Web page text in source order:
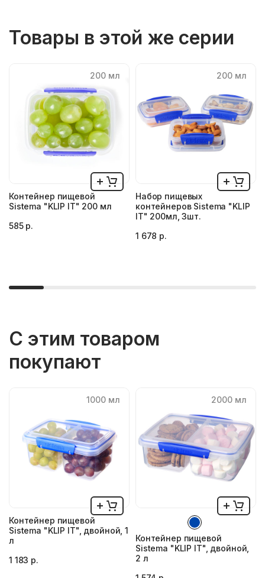
Товары в этой же серии
200 мл
Контейнер пищевой
Sistema "KLIP IT" 200 мл
585 р.
200 мл
Набор пищевых
контейнеров Sistema "KLIP
IT" 200мл, 3шт.
1 678 р.
С этим товаром
покупают
1000 мл
Контейнер пищевой
Sistema "KLIP IT", двойной, 1
л
1 183 р.
2000 мл
Контейнер пищевой
Sistema "KLIP IT", двойной,
2 л